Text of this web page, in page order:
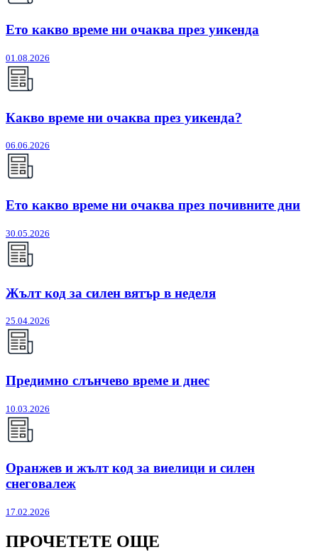
Ето какво време ни очаква през уикенда
01.08.2026
Какво време ни очаква през уикенда?
06.06.2026
Ето какво време ни очаква през почивните дни
30.05.2026
Жълт код за силен вятър в неделя
25.04.2026
Предимно слънчево време и днес
10.03.2026
Оранжев и жълт код за виелици и силен
снеговалеж
17.02.2026
ПРОЧЕТЕТЕ ОЩЕ